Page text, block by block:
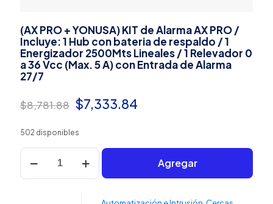
(AX PRO + YONUSA) KIT de Alarma AX PRO /
Incluye: 1 Hub con bateria de respaldo / 1
Energizador 2500Mts Lineales / 1 Relevador 0
a 36 Vcc (Max. 5 A) con Entrada de Alarma
27/7
$8,781.88 El
era:
$8,781.88.
$7,333.84
$7,333.84.
502 disponibles
(AX
PRO
+
Agregar